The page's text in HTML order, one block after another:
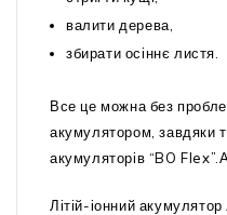
валити дерева,
збирати осіннє листя.
Все це можна без
акумулятором, завдяки
акумуляторів “BO
Літій-іонний